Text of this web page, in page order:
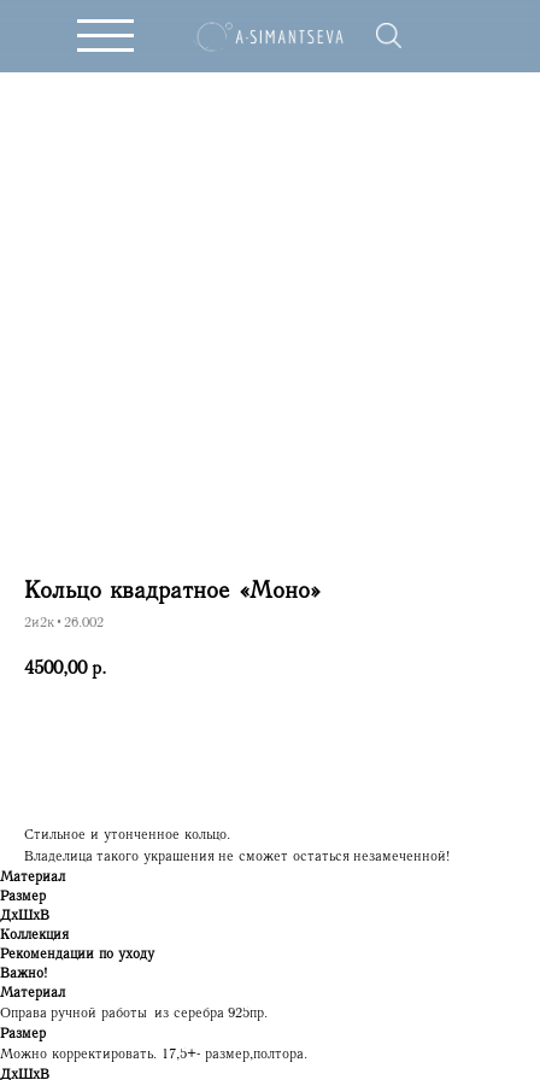
Кольцо квадратное «Моно»
2и2к•26.002
4500,00 р.
Стильное и утонченное кольцо.
Владелица такого украшения не сможет остаться незамеченной!
Материал
Размер
ДxШxВ
Коллекция
Рекомендации по уходу
Важно!
Материал
Оправа ручной работы из серебра 925пр.
Размер
Можно корректировать. 17,5+- размер, полтора.
ДxШxВ